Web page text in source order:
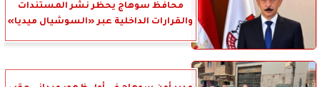
محافظ سوهاج يحظر نشر المستندات
والقرارات الداخلية عبر «السوشيال ميديا»